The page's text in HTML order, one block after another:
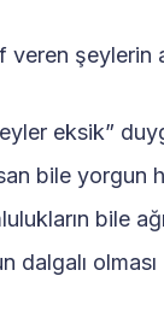
veren şeylerin
eksik”
bile yorgun
bile
dalgalı olması